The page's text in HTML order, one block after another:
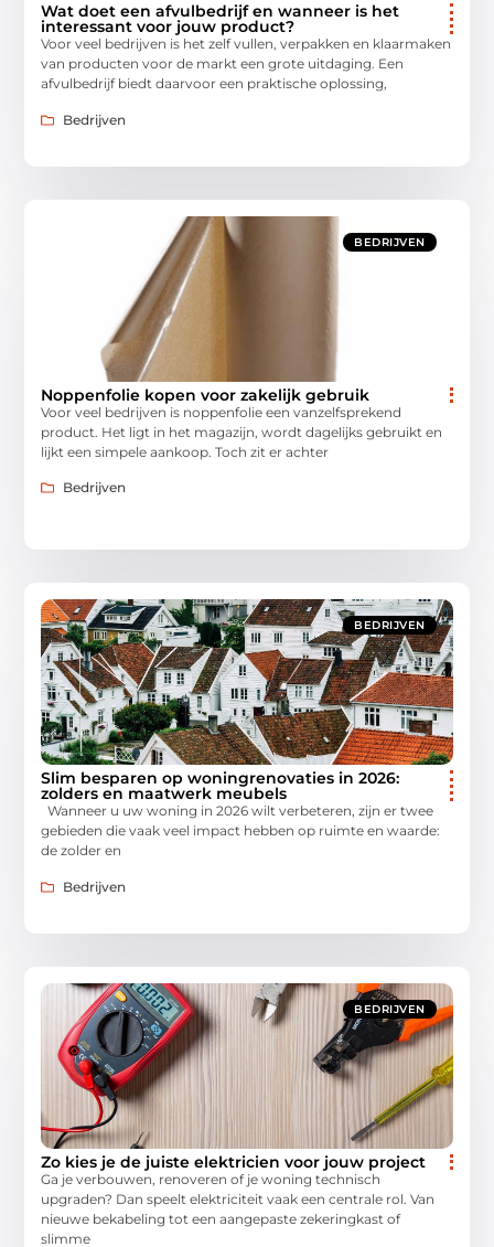
Wat doet een afvulbedrijf en wanneer is het
interessant voor jouw product?
Voor veel bedrijven is het zelf vullen, verpakken en klaarmaken
van producten voor de markt een grote uitdaging. Een
afvulbedrijf biedt daarvoor een praktische oplossing,
Bedrijven
BEDRIJVEN
Noppenfolie kopen voor zakelijk gebruik
Voor veel bedrijven is noppenfolie een vanzelfsprekend
product. Het ligt in het magazijn, wordt dagelijks gebruikt en
lijkt een simpele aankoop. Toch zit er achter
Bedrijven
BEDRIJVEN
Slim besparen op woningrenovaties in 2026:
zolders en maatwerk meubels
Wanneer u uw woning in 2026 wilt verbeteren, zijn er twee
gebieden die vaak veel impact hebben op ruimte en waarde:
de zolder en
Bedrijven
BEDRIJVEN
Zo kies je de juiste elektricien voor jouw project
Ga je verbouwen, renoveren of je woning technisch
upgraden? Dan speelt elektriciteit vaak een centrale rol. Van
nieuwe bekabeling tot een aangepaste zekeringkast of
slimme